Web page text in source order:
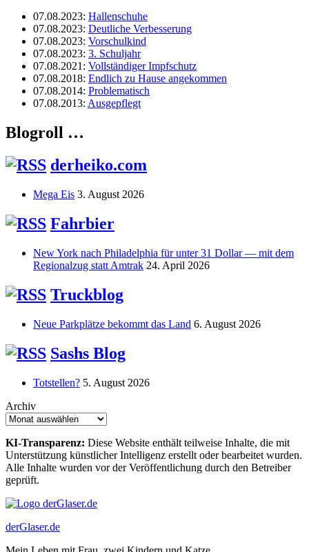
07.08.2023: Hallenschuhe
07.08.2023: Deutliche Verbesserung
07.08.2023: Vorschulkind
07.08.2023: 3. Schuljahr
07.08.2021: Vollständiger Impfschutz
07.08.2018: Endlich zu Hause angekommen
07.08.2014: Problematisch
07.08.2013: Ausgepflegt
Blogroll …
derheiko.com
Mega Eis 3. August 2026
Fahrbier
New York nach Philadelphia für unter 31 Dollar — mit dem
Regionalzug statt Amtrak 24. April 2026
Truckblog
Neue Parkplätze bekommt das Land 6. August 2026
Sashs Blog
Totstellen? 5. August 2026
Archiv
KI-Transparenz: Diese Website enthält teilweise Inhalte, die mit
Unterstützung künstlicher Intelligenz erstellt oder bearbeitet wurden.
Alle Inhalte wurden vor der Veröffentlichung durch den Betreiber
geprüft.
derGlaser.de